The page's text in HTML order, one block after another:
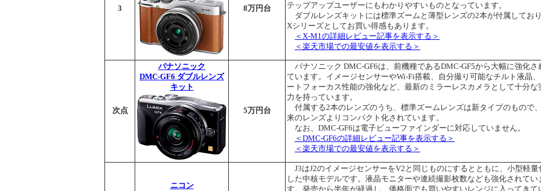
3 8万円台
テップアップユーザーにもわかりやすいものとなっています。
ダブルレンズキットには標準ズームと薄型レンズの2本が付属しており
Xシリーズとしてお買い得感もあります。
＜X-M1の詳細レビュー記事を表示する＞
＜楽天市場での最安値を表示する＞
次点
パナソニック
DMC-GF6 ダブルレンズ
キット
5万円台
パナソニック DMC-GF6は、前機種であるDMC-GF5から大幅に強化さ
ています。イメージセンサーやWi-Fi搭載、自分撮り可能なチルト液晶
ートフォーカス性能の強化など、最新のミラーレスカメラとして十分な
力を持っています。
付属する2本のレンズのうち、標準ズームレンズは新タイプのもので
来のレンズよりコンパクト化されています。
なお、DMC-GF6は電子ビューファインダーに対応していません。
＜DMC-GF6の詳細レビュー記事を表示する＞
＜楽天市場での最安値を表示する＞
ニコン
J3はJ2のイメージセンサーをV2と同じものにするとともに、小型軽量
した中核モデルです。液晶モニターや連続撮影枚数なども強化されてい
す。発売から半年が経過し、価格面でも買いやすいレンジに入ってきて